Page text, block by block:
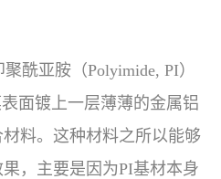
酰亚胺（Polyimide, PI）
面镀上一层薄薄的金属铝
料。这种材料之所以能够
，主要是因为PI基材本身